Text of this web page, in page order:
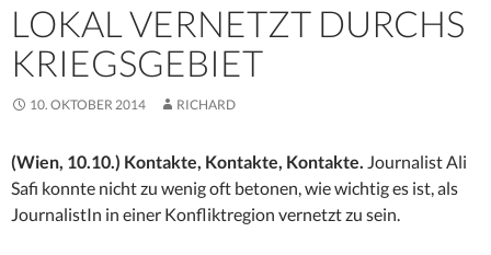
LOKAL VERNETZT DURCHS
KRIEGSGEBIET
10. OKTOBER 2014 RICHARD
(Wien, 10.10.) Kontakte, Kontakte, Kontakte. Journalist Ali
Safi konnte nicht zu wenig oft betonen, wie wichtig es ist, als
JournalistIn in einer Konfliktregion vernetzt zu sein.